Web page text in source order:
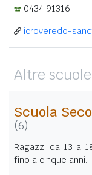
0434 91316
icroveredo-
Altre
Scuola
(6)
Ragazzi da 13 a
fino a cinque anni.